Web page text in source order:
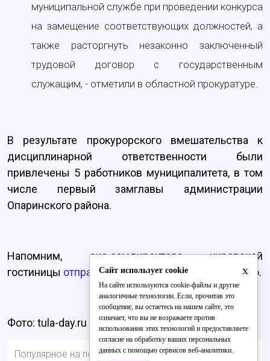
муниципальной службе при проведении конкурса
на замещение соответствующих должностей, а
также расторгнуть незаконно заключенный
трудовой договор с государственным
служащим, - отметили в областной прокуратуре.
В результате прокурорского вмешательства к
дисциплинарной ответственности были
привлечены 5 работников муниципалитета, в том
числе первый замглавы администрации
Опаринского района.
Напомним, экс-замдиректора кировской
гостиницы отправится под судза мошенничество.
Фото: tula-day.ru
Популярное на портале
x
Сайт использует cookie
На сайте используются cookie-файлы и другие
аналогичные технологии. Если, прочитав это
сообщение, вы остаетесь на нашем сайте, это
означает, что вы не возражаете против
использования этих технологий и предоставляете
согласие на обработку ваших персональных
данных с помощью сервисов веб-аналитики.